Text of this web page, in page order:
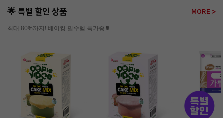
🌟 특별 할인 상품 MORE >
최대 80%까지! 베이킹 필수템 특가중🍫